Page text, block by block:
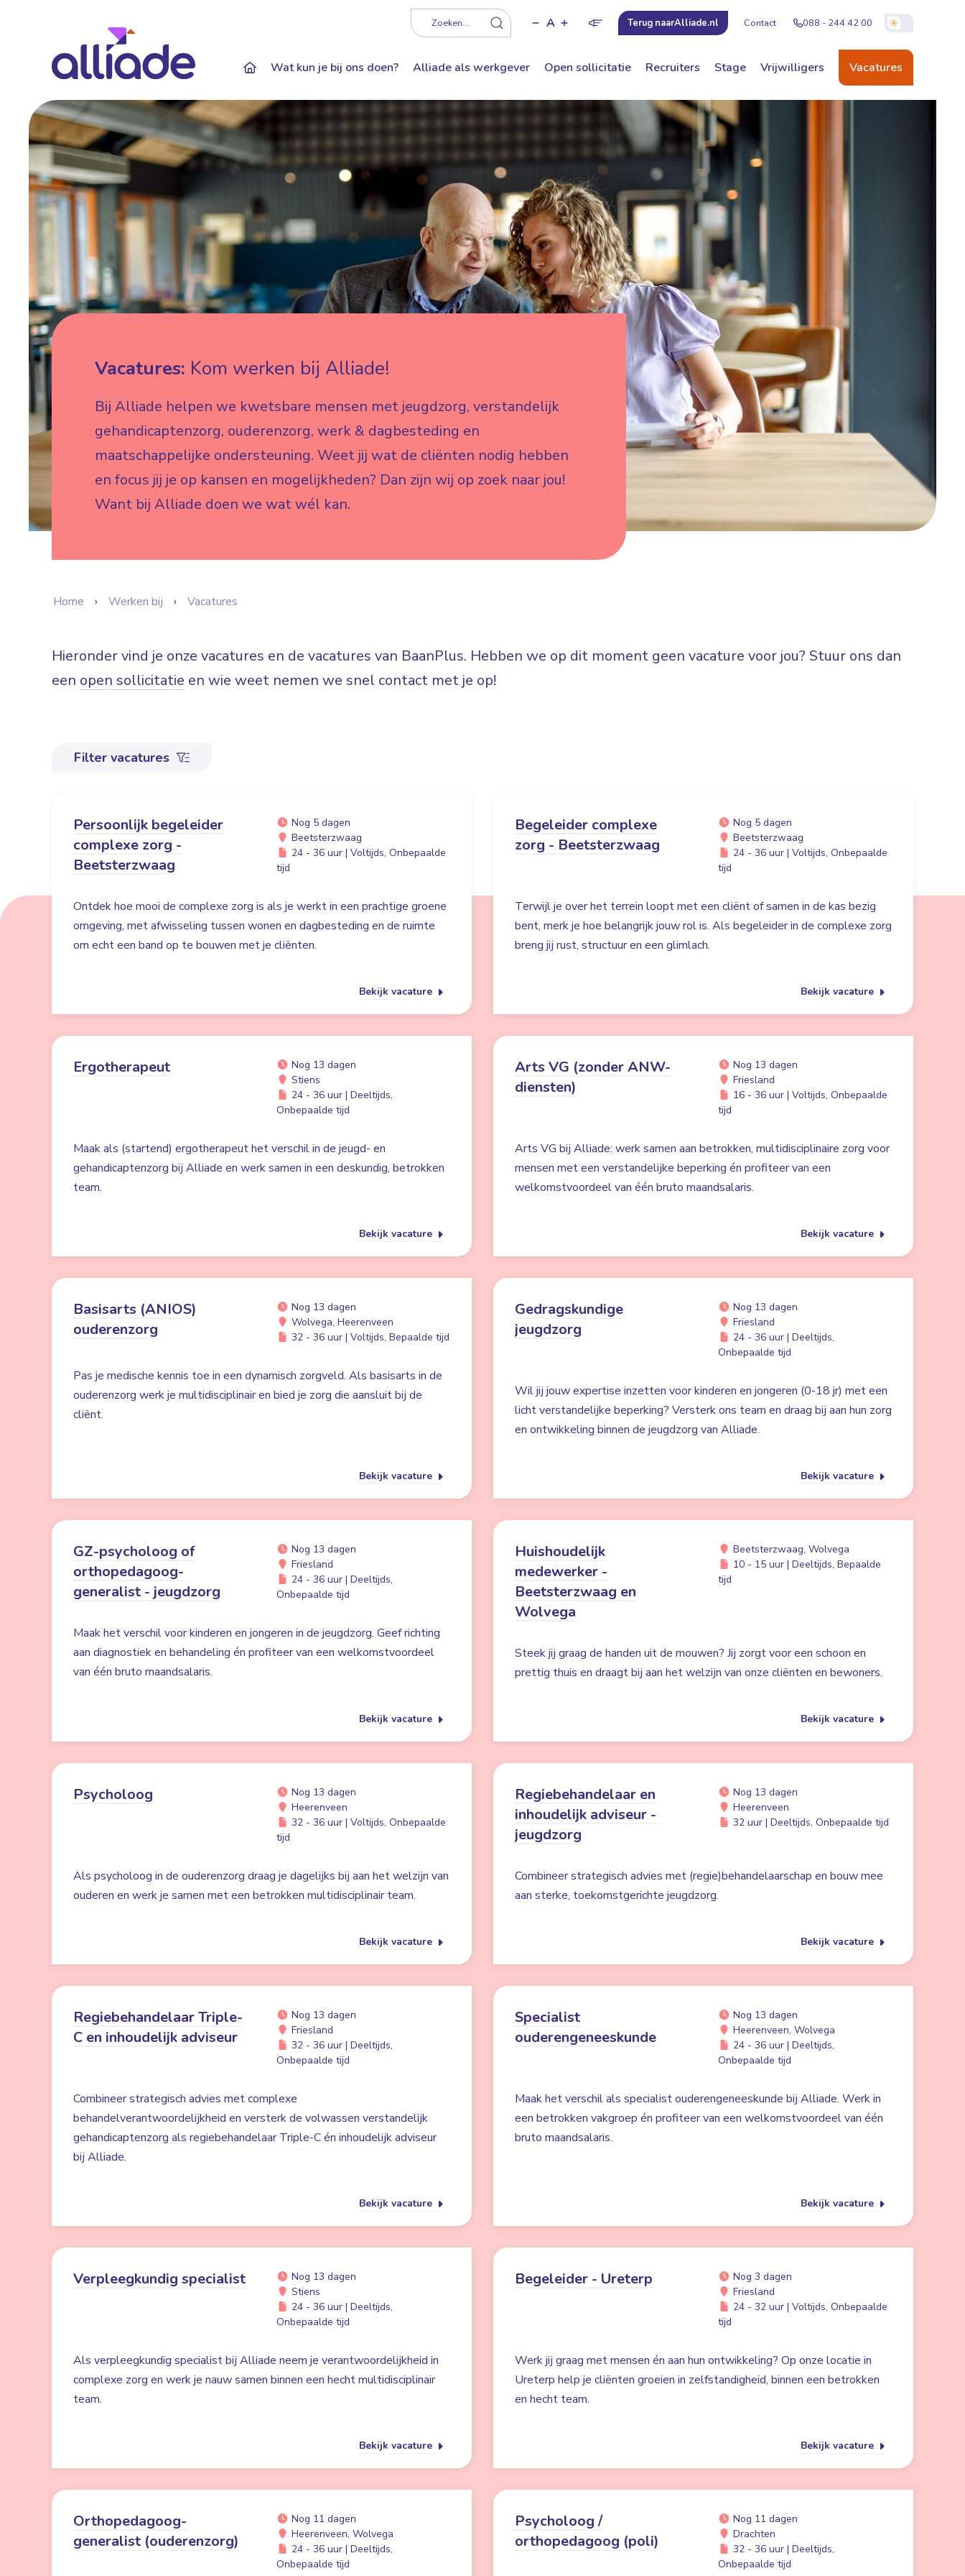
Zoeken... A Terug naarAlliade.nl Contact 088 - 244 42 00
Wat kun je bij ons doen? Alliade als werkgever Open sollicitatie Recruiters Stage Vrijwilligers Vacatures
Vacatures: Kom werken bij Alliade!
Bij Alliade helpen we kwetsbare mensen met jeugdzorg, verstandelijk
gehandicaptenzorg, ouderenzorg, werk & dagbesteding en
maatschappelijke ondersteuning. Weet jij wat de cliënten nodig hebben
en focus jij je op kansen en mogelijkheden? Dan zijn wij op zoek naar jou!
Want bij Alliade doen we wat wél kan.
Home Werken bij Vacatures
Hieronder vind je onze vacatures en de vacatures van BaanPlus. Hebben we op dit moment geen vacature voor jou? Stuur ons dan
een open sollicitatie en wie weet nemen we snel contact met je op!
Filter vacatures
Persoonlijk begeleider
complexe zorg -
Beetsterzwaag
Nog 5 dagen
Beetsterzwaag
24 - 36 uur | Voltijds, Onbepaalde
tijd
Ontdek hoe mooi de complexe zorg is als je werkt in een prachtige groene
omgeving, met afwisseling tussen wonen en dagbesteding en de ruimte
om echt een band op te bouwen met je cliënten.
Bekijk vacature
Begeleider complexe
zorg - Beetsterzwaag
Nog 5 dagen
Beetsterzwaag
24 - 36 uur | Voltijds, Onbepaalde
tijd
Terwijl je over het terrein loopt met een cliënt of samen in de kas bezig
bent, merk je hoe belangrijk jouw rol is. Als begeleider in de complexe zorg
breng jij rust, structuur en een glimlach.
Bekijk vacature
Ergotherapeut
Nog 13 dagen
Stiens
24 - 36 uur | Deeltijds,
Onbepaalde tijd
Maak als (startend) ergotherapeut het verschil in de jeugd- en
gehandicaptenzorg bij Alliade en werk samen in een deskundig, betrokken
team.
Bekijk vacature
Arts VG (zonder ANW-
diensten)
Nog 13 dagen
Friesland
16 - 36 uur | Voltijds, Onbepaalde
tijd
Arts VG bij Alliade: werk samen aan betrokken, multidisciplinaire zorg voor
mensen met een verstandelijke beperking én profiteer van een
welkomstvoordeel van één bruto maandsalaris.
Bekijk vacature
Basisarts (ANIOS)
ouderenzorg
Nog 13 dagen
Wolvega, Heerenveen
32 - 36 uur | Voltijds, Bepaalde tijd
Pas je medische kennis toe in een dynamisch zorgveld. Als basisarts in de
ouderenzorg werk je multidisciplinair en bied je zorg die aansluit bij de
cliënt.
Bekijk vacature
Gedragskundige
jeugdzorg
Nog 13 dagen
Friesland
24 - 36 uur | Deeltijds,
Onbepaalde tijd
Wil jij jouw expertise inzetten voor kinderen en jongeren (0-18 jr) met een
licht verstandelijke beperking? Versterk ons team en draag bij aan hun zorg
en ontwikkeling binnen de jeugdzorg van Alliade.
Bekijk vacature
GZ-psycholoog of
orthopedagoog-
generalist - jeugdzorg
Nog 13 dagen
Friesland
24 - 36 uur | Deeltijds,
Onbepaalde tijd
Maak het verschil voor kinderen en jongeren in de jeugdzorg. Geef richting
aan diagnostiek en behandeling én profiteer van een welkomstvoordeel
van één bruto maandsalaris.
Bekijk vacature
Huishoudelijk
medewerker -
Beetsterzwaag en
Wolvega
Beetsterzwaag, Wolvega
10 - 15 uur | Deeltijds, Bepaalde
tijd
Steek jij graag de handen uit de mouwen? Jij zorgt voor een schoon en
prettig thuis en draagt bij aan het welzijn van onze cliënten en bewoners.
Bekijk vacature
Psycholoog
Nog 13 dagen
Heerenveen
32 - 36 uur | Voltijds, Onbepaalde
tijd
Als psycholoog in de ouderenzorg draag je dagelijks bij aan het welzijn van
ouderen en werk je samen met een betrokken multidisciplinair team.
Bekijk vacature
Regiebehandelaar en
inhoudelijk adviseur -
jeugdzorg
Nog 13 dagen
Heerenveen
32 uur | Deeltijds, Onbepaalde tijd
Combineer strategisch advies met (regie)behandelaarschap en bouw mee
aan sterke, toekomstgerichte jeugdzorg.
Bekijk vacature
Regiebehandelaar Triple-
C en inhoudelijk adviseur
Nog 13 dagen
Friesland
32 - 36 uur | Deeltijds,
Onbepaalde tijd
Combineer strategisch advies met complexe
behandelverantwoordelijkheid en versterk de volwassen verstandelijk
gehandicaptenzorg als regiebehandelaar Triple-C én inhoudelijk adviseur
bij Alliade.
Bekijk vacature
Specialist
ouderengeneeskunde
Nog 13 dagen
Heerenveen, Wolvega
24 - 36 uur | Deeltijds,
Onbepaalde tijd
Maak het verschil als specialist ouderengeneeskunde bij Alliade. Werk in
een betrokken vakgroep én profiteer van een welkomstvoordeel van één
bruto maandsalaris.
Bekijk vacature
Verpleegkundig specialist
Nog 13 dagen
Stiens
24 - 36 uur | Deeltijds,
Onbepaalde tijd
Als verpleegkundig specialist bij Alliade neem je verantwoordelijkheid in
complexe zorg en werk je nauw samen binnen een hecht multidisciplinair
team.
Bekijk vacature
Begeleider - Ureterp
Nog 3 dagen
Friesland
24 - 32 uur | Voltijds, Onbepaalde
tijd
Werk jij graag met mensen én aan hun ontwikkeling? Op onze locatie in
Ureterp help je cliënten groeien in zelfstandigheid, binnen een betrokken
en hecht team.
Bekijk vacature
Orthopedagoog-
generalist (ouderenzorg)
Nog 11 dagen
Heerenveen, Wolvega
24 - 36 uur | Deeltijds,
Onbepaalde tijd
Psycholoog /
orthopedagoog (poli)
Nog 11 dagen
Drachten
32 - 36 uur | Deeltijds,
Onbepaalde tijd